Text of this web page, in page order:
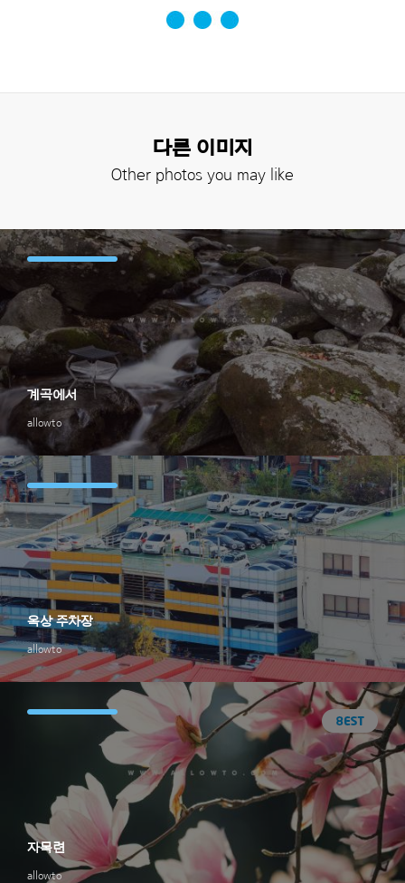
다른 이미지
Other photos you may like
allowto
계곡에서
allowto
옥상 주차장
allowto
자목련